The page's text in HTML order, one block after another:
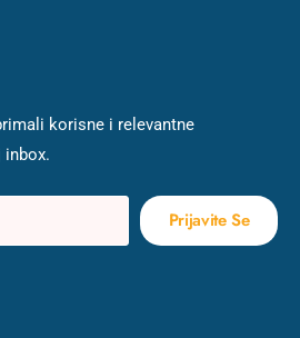
korisne i relevantne
inbox.
Prijavite Se